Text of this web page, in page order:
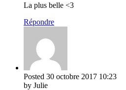
La plus belle <3
Répondre
Posted 30 octobre 2017 10:23
by Julie